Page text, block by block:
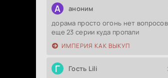
А аноним
дорама просто огонь нет
еще 23 серии куда пропали
ИМПЕРИЯ КАК ВЫКУП
Г Гость Lili